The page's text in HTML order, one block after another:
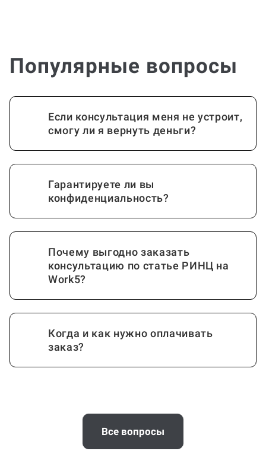
Популярные вопросы
Если консультация меня не устроит,
смогу ли я вернуть деньги?
Гарантируете ли вы
конфиденциальность?
Почему выгодно заказать
консультацию по статье РИНЦ на
Work5?
Когда и как нужно оплачивать
заказ?
Все вопросы